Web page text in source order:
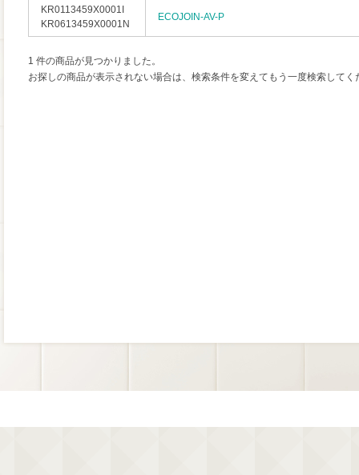
KR0113459X0001I
KR0613459X0001N
ECOJOIN-AV-P
1 件の商品が見つかりました。
お探しの商品が表示されない場合は、検索条件を変えてもう一度検索してく